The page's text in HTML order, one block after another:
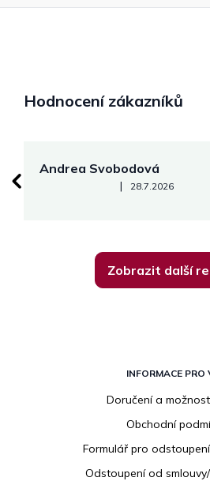
Hodnocení zákazníků
Andrea Svobodová
Hodnocení obchodu je 5 z 5
| 28.7.2026
Zobrazit další
INFORMACE PRO
Doručení a
Obchodní
Formulář pro
Odstoupení od